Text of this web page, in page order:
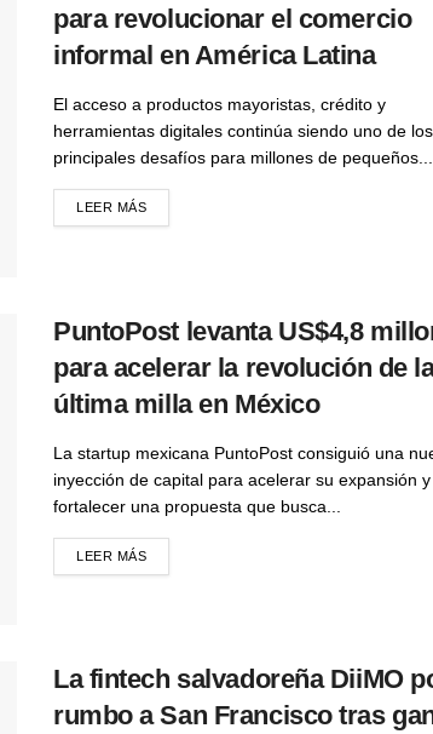
para revolucionar el comercio
informal en América Latina
El acceso a productos mayoristas, crédito y
herramientas digitales continúa siendo uno de los
principales desafíos para millones de pequeños...
LEER MÁS
PuntoPost levanta US$4,8
para acelerar la revolución de
última milla en México
La startup mexicana PuntoPost consiguió una
inyección de capital para acelerar su expansión y
fortalecer una propuesta que busca...
LEER MÁS
La fintech salvadoreña DiiMO
rumbo a San Francisco tras